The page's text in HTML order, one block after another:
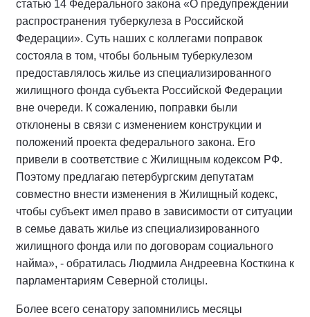
статью 14 Федерального закона «О предупреждении
распространения туберкулеза в Российской
Федерации». Суть наших с коллегами поправок
состояла в том, чтобы больным туберкулезом
предоставлялось жилье из специализированного
жилищного фонда субъекта Российской Федерации
вне очереди. К сожалению, поправки были
отклонены в связи с изменением конструкции и
положений проекта федерального закона. Его
привели в соответствие с Жилищным кодексом РФ.
Поэтому предлагаю петербургским депутатам
совместно внести изменения в Жилищный кодекс,
чтобы субъект имел право в зависимости от ситуации
в семье давать жилье из специализированного
жилищного фонда или по договорам социального
найма», - обратилась Людмила Андреевна Косткина к
парламентариям Северной столицы.
Более всего сенатору запомнились месяцы